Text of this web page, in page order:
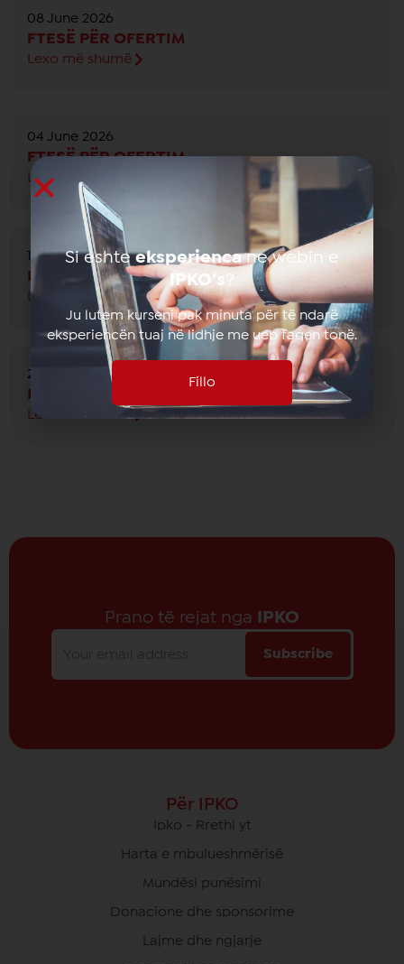
08 June 2026
FTESË PËR OFERTIM
Lexo më shumë
04 June 2026
FTESË PËR OFERTIM
Lexo më shumë
19 May 2026
FTESË PËR OFERTIM
Lexo më shumë
23 April 2026
Lexo më shumë
Prano të rejat nga IPKO
Subscribe
Për IPKO
Ipko - Rrethi yt
Harta e mbulueshmërisë
Mundësi punësimi
Donacione dhe sponsorime
Lajme dhe ngjarje
Si eshteeksperiencane webin e
IPKO’s?
Ju lutem kurseni pak minuta për të ndarë
eksperiencën tuaj në lidhje me ueb faqen tonë.
Fillo